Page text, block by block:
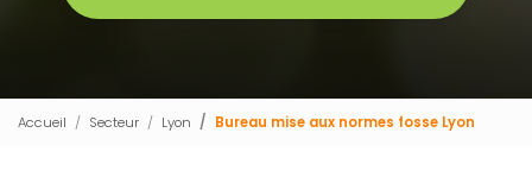
Accueil Secteur Lyon Bureau mise aux normes fosse Lyon